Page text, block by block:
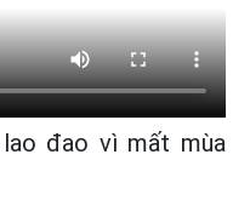
đao vì mất mùa